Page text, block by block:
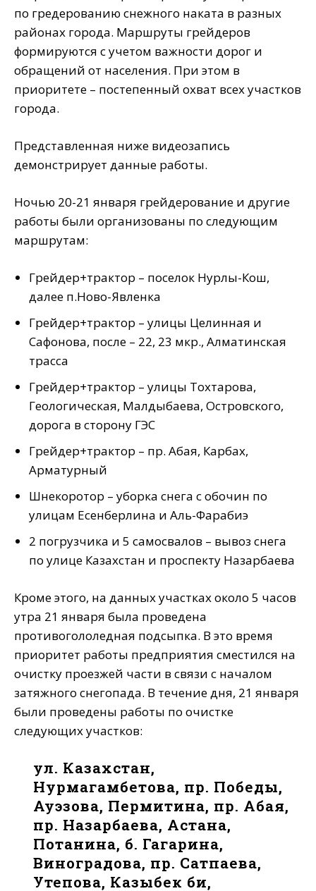
по гредерованию снежного наката в разных
районах города. Маршруты грейдеров
формируются с учетом важности дорог и
обращений от населения. При этом в
приоритете – постепенный охват всех участков
города.
Представленная ниже видеозапись
демонстрирует данные работы.
Ночью 20-21 января грейдерование и другие
работы были организованы по следующим
маршрутам:
Грейдер+трактор – поселок Нурлы-Кош,
далее п.Ново-Явленка
Грейдер+трактор – улицы Целинная и
Сафонова, после – 22, 23 мкр., Алматинская
трасса
Грейдер+трактор – улицы Тохтарова,
Геологическая, Малдыбаева, Островского,
дорога в сторону ГЭС
Грейдер+трактор – пр. Абая, Карбах,
Арматурный
Шнекоротор – уборка снега с обочин по
улицам Есенберлина и Аль-Фарабиэ
2 погрузчика и 5 самосвалов – вывоз снега
по улице Казахстан и проспекту Назарбаева
Кроме этого, на данных участках около 5 часов
утра 21 января была проведена
противогололедная подсыпка. В это время
приоритет работы предприятия сместился на
очистку проезжей части в связи с началом
затяжного снегопада. В течение дня, 21 января
были проведены работы по очистке
следующих участков:
ул. Казахстан,
Нурмагамбетова, пр. Победы,
Ауэзова, Пермитина, пр. Абая,
пр. Назарбаева, Астана,
Потанина, б. Гагарина,
Виноградова, пр. Сатпаева,
Утепова, Казыбек би,